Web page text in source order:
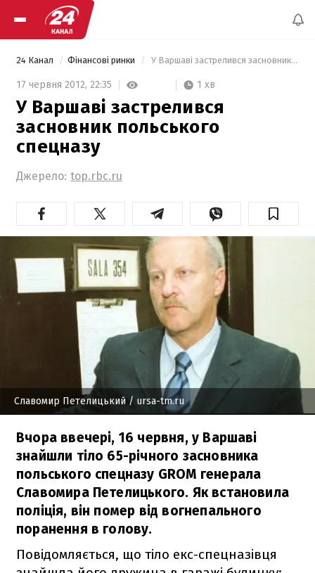
24 Канал Фінансові ринки У Варшаві застрелився засновник польського спецназу
17 червня 2012, 22:35 1 хв
У Варшаві застрелився
засновник польського
спецназу
Джерело: top.rbc.ru
Славомир Петелицький / ursa-tm.ru
Вчора ввечері, 16 червня, у Варшаві
знайшли тіло 65-річного засновника
польського спецназу GROM генерала
Славомира Петелицького. Як встановила
поліція, він помер від вогнепального
поранення в голову.
Повідомляється, що тіло екс-спецназівця